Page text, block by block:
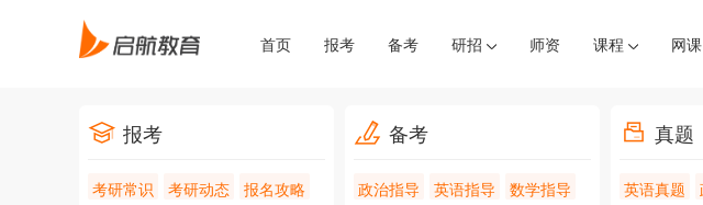
首页 报考 备考 研招 师资 课程 网课
报考
考研常识 考研动态
报名攻略
备考
政治指导 英语指导
数学指导
真题
英语真题